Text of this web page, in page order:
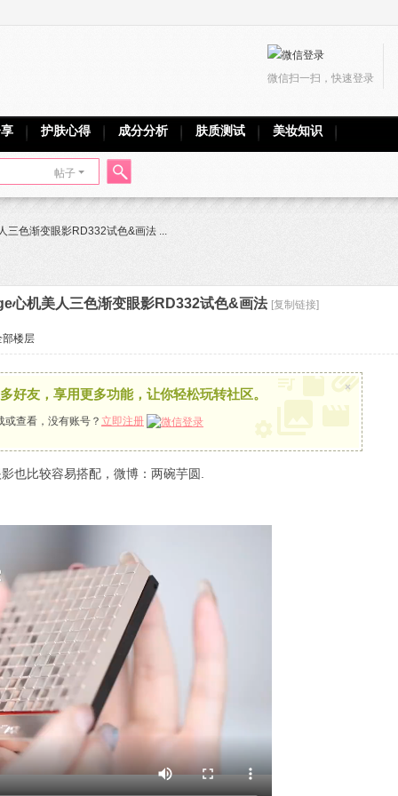
微信扫一扫，快速登录
护肤心得 成分分析 肤质测试 美妆知识
帖子
搜
三色渐变眼影RD332试色&画法 ...
心机美人三色渐变眼影RD332试色&画法 [复制链接]
部楼层
好友，享用更多功能，让你轻松玩转社区。
或查看，没有账号？ 立即注册
×
也比较容易搭配，微博：两碗芋圆.